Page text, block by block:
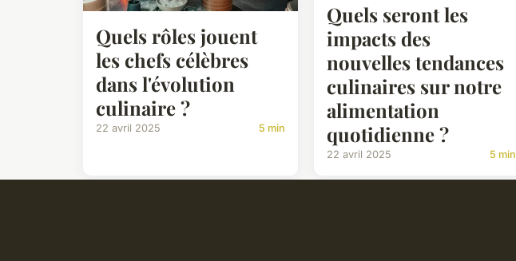
Quels rôles jouent
les chefs célèbres
dans l'évolution
culinaire ?
22 avril 2025 5 min
Quels seront les
impacts des
nouvelles tendances
culinaires sur notre
alimentation
quotidienne ?
22 avril 2025 5 min